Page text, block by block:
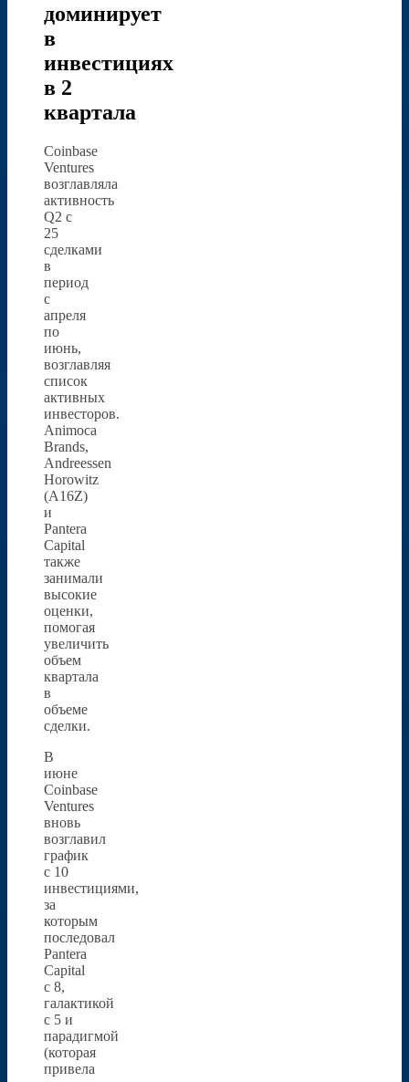
доминирует
в
инвестициях
в 2
квартала
Coinbase
Ventures
возглавляла
активность
Q2 с
25
сделками
в
период
с
апреля
по
июнь,
возглавляя
список
активных
инвесторов.
Animoca
Brands,
Andreessen
Horowitz
(A16Z)
и
Pantera
Capital
также
занимали
высокие
оценки,
помогая
увеличить
объем
квартала
в
объеме
сделки.
В
июне
Coinbase
Ventures
вновь
возглавил
график
с 10
инвестициями,
за
которым
последовал
Pantera
Capital
с 8,
галактикой
с 5 и
парадигмой
(которая
привела